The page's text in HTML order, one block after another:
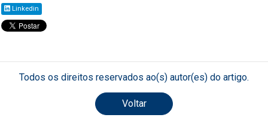
Linkedin
Todos os direitos reservados ao(s) autor(es) do artigo.
Voltar